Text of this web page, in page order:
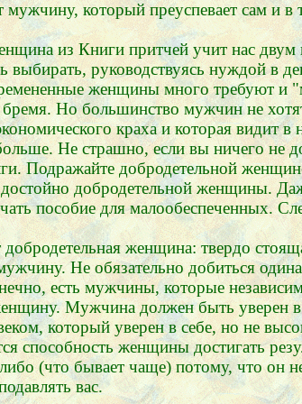
который преуспевает сам и в
из Книги притчей учит нас
выбирать, руководствуясь нуждой в
женщины много требуют и
бремя. Но большинство мужчин не
краха и которая видит
Не страшно, если вы ничего не
Подражайте добродетельной
добродетельной женщины.
пособие для малообеспеченных.
женщина: твердо
Не обязательно добиться
есть мужчины, которые
Мужчина должен быть уверен в
который уверен в себе, но не
способность женщины достигать
(что бывает чаще) потому, что он
вас.